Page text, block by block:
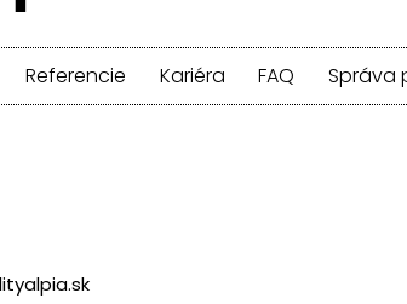
Referencie Kariéra FAQ Správa